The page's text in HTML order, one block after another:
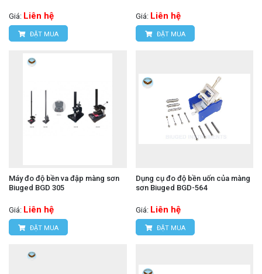
Giá: Liên hệ
ĐẶT MUA
Giá: Liên hệ
ĐẶT MUA
Máy đo độ bền va đập màng sơn
Biuged BGD 305
Giá: Liên hệ
ĐẶT MUA
Dụng cụ đo độ bền uốn của màng
sơn Biuged BGD-564
Giá: Liên hệ
ĐẶT MUA